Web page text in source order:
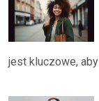
jest kluczowe,